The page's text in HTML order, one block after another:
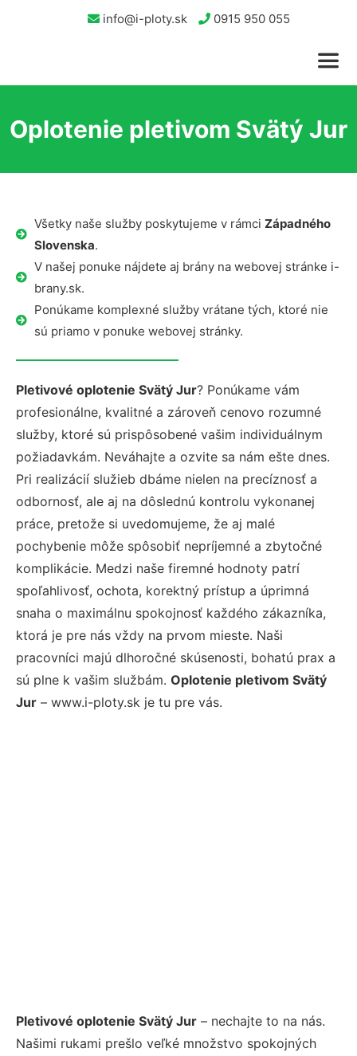
info@i-ploty.sk 0915 950 055
Oplotenie pletivom Svätý Jur
Všetky naše služby poskytujeme v rámci Západného
Slovenska.
V našej ponuke nájdete aj brány na webovej stránke i-
brany.sk.
Ponúkame komplexné služby vrátane tých, ktoré nie
sú priamo v ponuke webovej stránky.
Pletivové oplotenie Svätý Jur? Ponúkame vám
profesionálne, kvalitné a zároveň cenovo rozumné
služby, ktoré sú prispôsobené vašim individuálnym
požiadavkám. Neváhajte a ozvite sa nám ešte dnes.
Pri realizácií služieb dbáme nielen na precíznosť a
odbornosť, ale aj na dôslednú kontrolu vykonanej
práce, pretože si uvedomujeme, že aj malé
pochybenie môže spôsobiť nepríjemné a zbytočné
komplikácie. Medzi naše firemné hodnoty patrí
spoľahlivosť, ochota, korektný prístup a úprimná
snaha o maximálnu spokojnosť každého zákazníka,
ktorá je pre nás vždy na prvom mieste. Naši
pracovníci majú dlhoročné skúsenosti, bohatú prax a
sú plne k vašim službám. Oplotenie pletivom Svätý
Jur – www.i-ploty.sk je tu pre vás.
Pletivové oplotenie Svätý Jur – nechajte to na nás.
Našimi rukami prešlo veľké množstvo spokojných